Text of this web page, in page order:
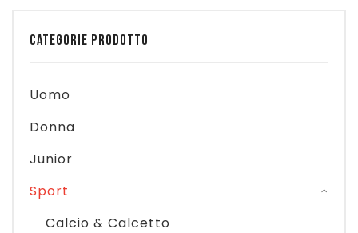
Boxe & Arti Marziali
Basket/SkateBoard
Tennis & Padel & Pickleball
Piscina
Danza/Ginnastica
CATEGORIE PRODOTTO
Uomo
Donna
Junior
Sport
Calcio & Calcetto